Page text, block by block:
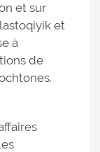
et sur
et
à
de